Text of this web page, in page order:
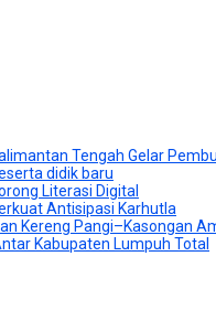
Tengah Gelar
didik baru
Literasi Digital
Antisipasi Karhutla
Kereng Pangi–Kasongan
Kabupaten Lumpuh Total